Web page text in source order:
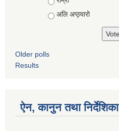
अलि अप्ठ्यारो
Older polls
Results
ऐन, कानुन तथा निर्देशिका